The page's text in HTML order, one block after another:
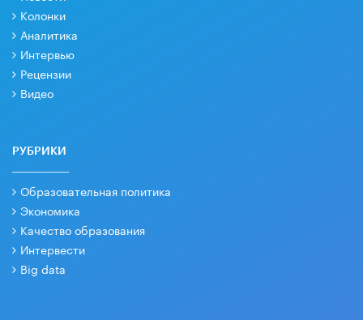
Колонки
Аналитика
Интервью
Рецензии
Видео
РУБРИКИ
Образовательная политика
Экономика
Качество образования
Интервести
Big data